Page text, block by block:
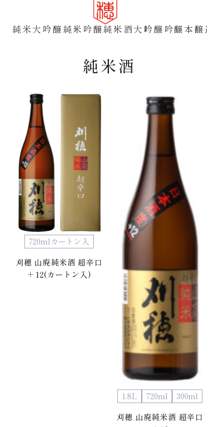
純米大吟醸純米吟醸純米酒大吟醸吟醸本醸造
純米酒
720mlカートン入
刈穂 山廃純米酒 超辛口
＋12(カートン入)
1.8L 720ml
300ml
刈穂 山廃純米酒 超辛口